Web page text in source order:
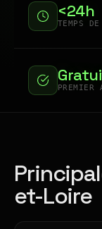
<24h
TEMPS DE
PREMIER
et-Loire